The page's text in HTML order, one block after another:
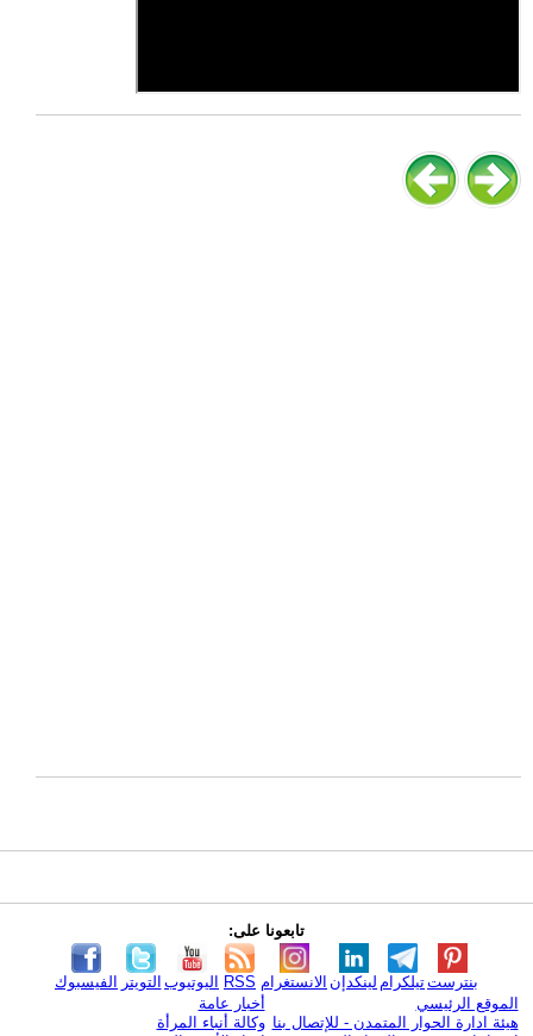
تابعونا على:
الفيسبوك التويتر اليوتيوب RSS الانستغرام لينكدإن تيلكرامبنترست
الموقع الرئيسي
هيئة ادارة الحوار المتمدن - للإتصال بنا
أخبار عامة
وكالة أنباء المرأة